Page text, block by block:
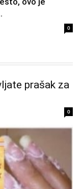
0
prašak za
0